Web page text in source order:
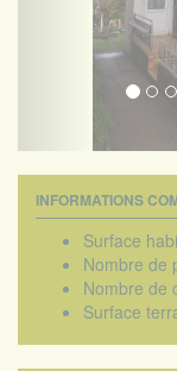
INFORMATIONS
Surface
Nombre de
Nombre de
Surface